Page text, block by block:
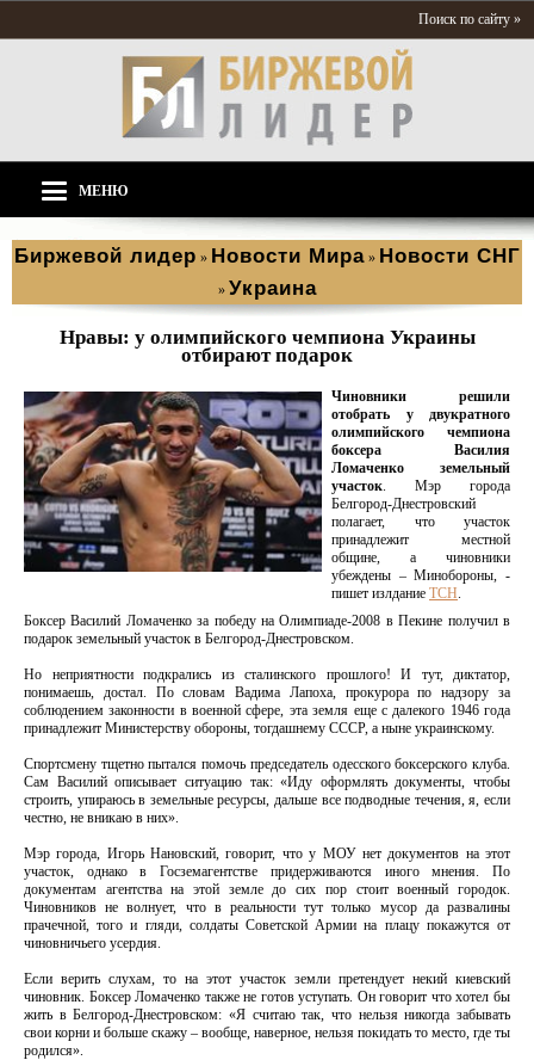
Поиск по сайту »
МЕНЮ
Биржевой лидер » Новости Мира » Новости СНГ
» Украина
Нравы: у олимпийского чемпиона Украины
отбирают подарок
Чиновники решили
отобрать у двукратного
олимпийского чемпиона
боксера Василия
Ломаченко земельный
участок. Мэр города
Белгород-Днестровский
полагает, что участок
принадлежит местной
общине, а чиновники
убеждены – Минобороны, -
пишет излдание ТСН.
Боксер Василий Ломаченко за победу на Олимпиаде-2008 в Пекине получил в
подарок земельный участок в Белгород-Днестровском.
Но неприятности подкрались из сталинского прошлого! И тут, диктатор,
понимаешь, достал. По словам Вадима Лапоха, прокурора по надзору за
соблюдением законности в военной сфере, эта земля еще с далекого 1946 года
принадлежит Министерству обороны, тогдашнему СССР, а ныне украинскому.
Спортсмену тщетно пытался помочь председатель одесского боксерского клуба.
Сам Василий описывает ситуацию так: «Иду оформлять документы, чтобы
строить, упираюсь в земельные ресурсы, дальше все подводные течения, я, если
честно, не вникаю в них».
Мэр города, Игорь Нановский, говорит, что у МОУ нет документов на этот
участок, однако в Госземагентстве придерживаются иного мнения. По
документам агентства на этой земле до сих пор стоит военный городок.
Чиновников не волнует, что в реальности тут только мусор да развалины
прачечной, того и гляди, солдаты Советской Армии на плацу покажутся от
чиновничьего усердия.
Если верить слухам, то на этот участок земли претендует некий киевский
чиновник. Боксер Ломаченко также не готов уступать. Он говорит что хотел бы
жить в Белгород-Днестровском: «Я считаю так, что нельзя никогда забывать
свои корни и больше скажу – вообще, наверное, нельзя покидать то место, где ты
родился».